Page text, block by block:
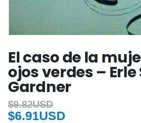
El caso de la
ojos verdes –
Gardner
$9.82USD
$6.91USD